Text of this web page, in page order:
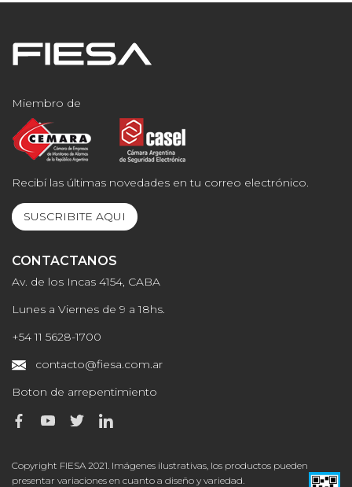
Miembro de
Recibí las últimas novedades en tu correo electrónico.
SUSCRIBITE AQUI
CONTACTANOS
Av. de los Incas 4154, CABA
Lunes a Viernes de 9 a 18hs.
+54 11 5628-1700
contacto@fiesa.com.ar
Boton de arrepentimiento
Copyright FIESA 2021. Imágenes ilustrativas, los productos pueden
presentar variaciones en cuanto a diseño y variedad.